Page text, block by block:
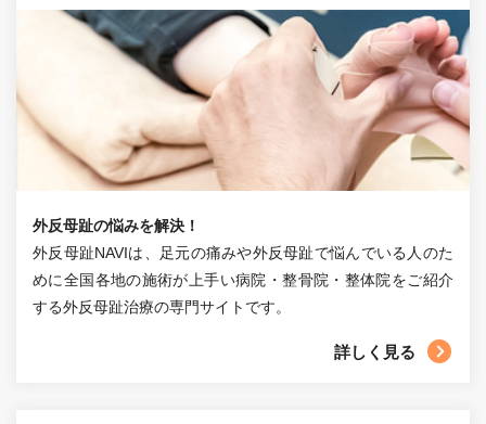
外反母趾の悩みを解決！
外反母趾NAVIは、足元の痛みや外反母趾で悩んでいる人のた
めに全国各地の施術が上手い病院・整骨院・整体院をご紹介
する外反母趾治療の専門サイトです。
詳しく見る